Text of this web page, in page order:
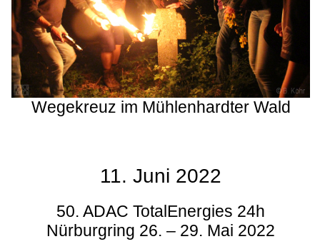
Wegekreuz im Mühlenhardter Wald
11. Juni 2022
50. ADAC TotalEnergies 24h
Nürburgring 26. – 29. Mai 2022